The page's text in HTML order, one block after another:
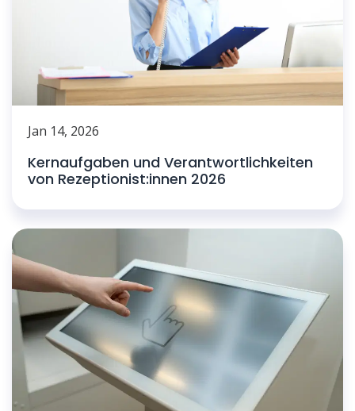
Jan 14, 2026
Kernaufgaben und Verantwortlichkeiten
von Rezeptionist:innen 2026